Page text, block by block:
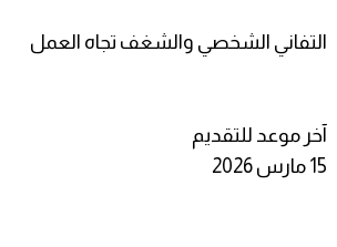
التفاني الشخصي والشغف تجاه العمل
آخر موعد للتقديم
15 مارس 2026